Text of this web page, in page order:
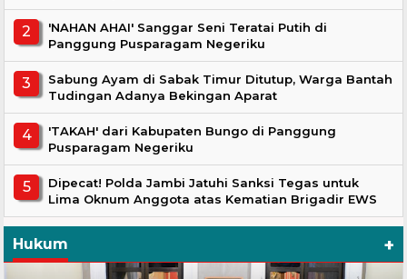
'NAHAN AHAI' Sanggar Seni Teratai Putih di
Panggung Pusparagam Negeriku
Sabung Ayam di Sabak Timur Ditutup, Warga Bantah
Tudingan Adanya Bekingan Aparat
'TAKAH' dari Kabupaten Bungo di Panggung
Pusparagam Negeriku
Dipecat! Polda Jambi Jatuhi Sanksi Tegas untuk
Lima Oknum Anggota atas Kematian Brigadir EWS
Hukum +